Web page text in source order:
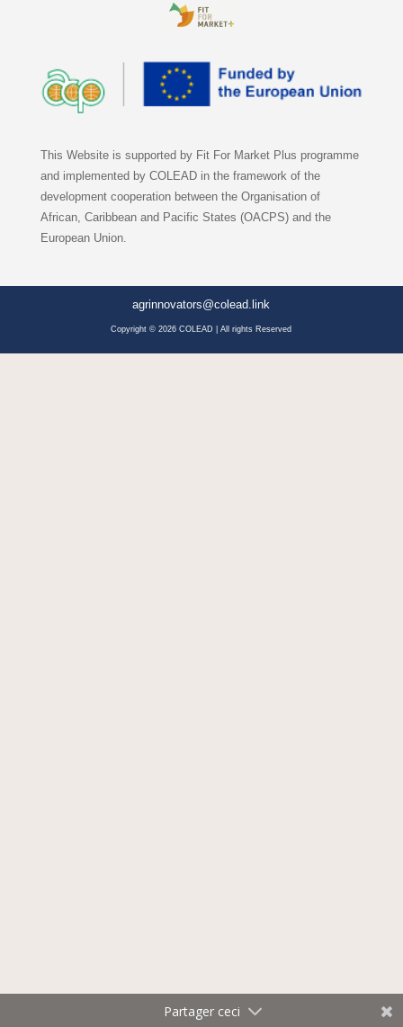
This Website is supported by Fit For Market Plus programme
and implemented by COLEAD in the framework of the
development cooperation between the Organisation of
African, Caribbean and Pacific States (OACPS) and the
European Union.
agrinnovators@colead.link
Copyright © 2026 COLEAD | All rights Reserved
Partager ceci